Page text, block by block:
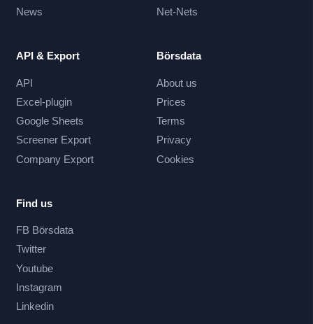
News
Net-Nets
API & Export
API
Excel-plugin
Google Sheets
Screener Export
Company Export
Börsdata
About us
Prices
Terms
Privacy
Cookies
Find us
FB Börsdata
Twitter
Youtube
Instagram
Linkedin